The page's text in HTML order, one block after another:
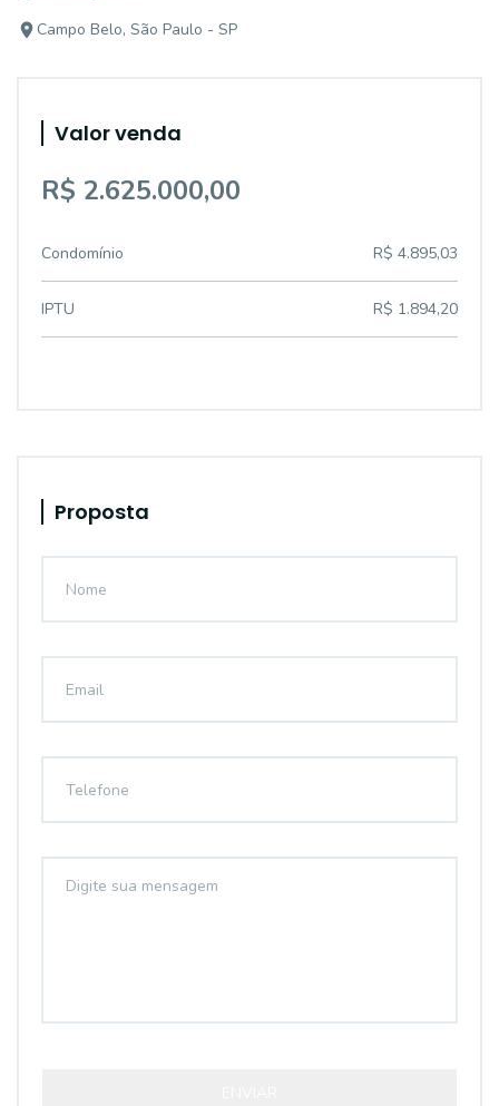
Campo Belo, São Paulo - SP
Valor venda
R$ 2.625.000,00
Condomínio R$ 4.895,03
IPTU R$ 1.894,20
Proposta